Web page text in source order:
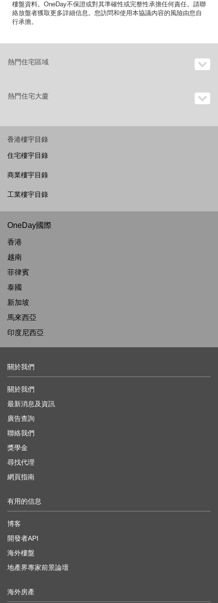
樓盤資料。OneDay不保證或對其準確性或完整性承擔任何責任。請聯
絡放盤者獲取更多詳細信息。您訪問和使用本協議內容的風險由您自
行承擔。
熱門住宅區域
熱門住宅大廈
香港樓宇目錄
住宅樓宇目錄
商業樓宇目錄
工業樓宇目錄
OneDay國際
香港
越南
菲律賓
泰國
新加坡
馬來西亞
印度尼西亞
關於我們
關於我們
最新消息及資訊
廣告查詢
聯絡我們
獎學金
尋找代理
網頁指南
有用的信息
博客
開發者API
海外樓盤
地產界專家前景論壇
海外房產